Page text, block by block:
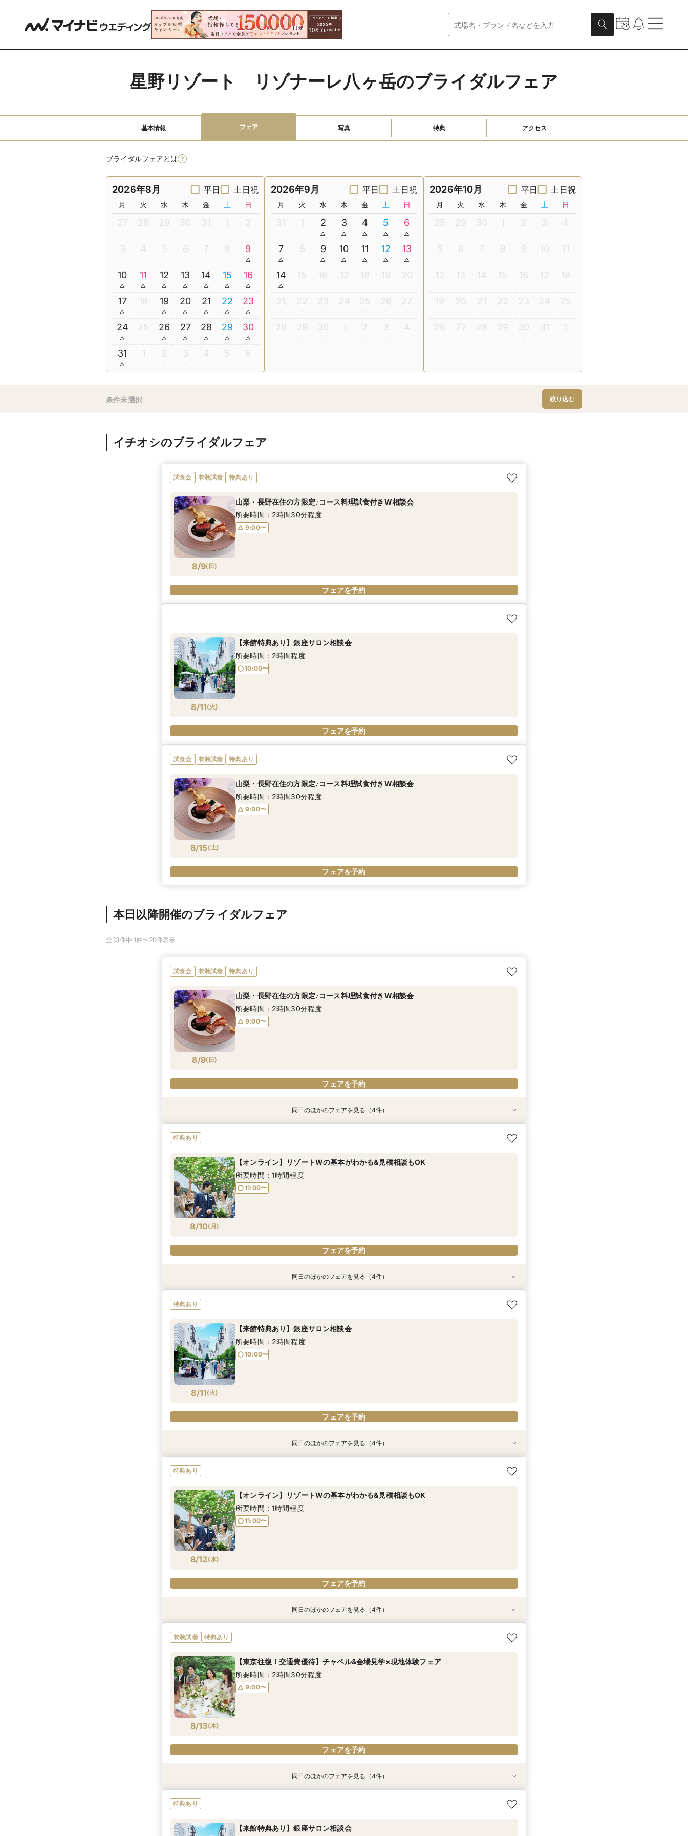
星野リゾート　リゾナーレ八ヶ岳のブライダルフェア
基本情報 フェア 写真 特典 アクセス
ブライダルフェアとは
2026年8月 平日 土日祝
月 火 水 木 金 土 日
27 28 29 30 31 1 2
3 4 5 6 7 8 9
10 11 12 13 14 15 16
17 18 19 20 21 22 23
24 25 26 27 28 29 30
31 1 2 3 4 5 6
2026年9月 平日 土日祝
月 火 水 木 金 土 日
31 1 2 3 4 5 6
7 8 9 10 11 12 13
14 15 16 17 18 19 20
21 22 23 24 25 26 27
28 29 30 1 2 3 4
2026年10月 平日 土日祝
月 火 水 木 金 土 日
28 29 30 1 2 3 4
5 6 7 8 9 10 11
12 13 14 15 16 17 18
19 20 21 22 23 24 25
26 27 28 29 30 31 1
条件未選択 絞り込む
イチオシのブライダルフェア
試食会 衣装試着 特典あり
8/9( 日)
山梨・長野在住の方限定♪コース料理試食付きW相談会
所要時間：2時間30分程度
9:00〜
フェアを予約
8/11(火)
【来館特典あり】銀座サロン相談会
所要時間：2時間程度
10:00〜
フェアを予約
試食会 衣装試着 特典あり
8/15(土)
山梨・長野在住の方限定♪コース料理試食付きW相談会
所要時間：2時間30分程度
9:00〜
フェアを予約
本日以降開催のブライダルフェア
全33件中 1件〜20件表示
試食会 衣装試着 特典あり
8/9( 日)
山梨・長野在住の方限定♪コース料理試食付きW相談会
所要時間：2時間30分程度
9:00〜
フェアを予約
8/9( 日)
10:00〜
8/9( 日)
11:00〜
8/9( 日)
9:00〜
8/9( 日)
9:00〜
同日のほかのフェアを見る（4件）
特典あり
8/10( 月)
【オンライン】リゾートWの基本がわかる&見積相談もOK
所要時間：1時間程度
11:00〜
フェアを予約
8/10(月)
10:00〜
8/10(月)
9:00〜
8/10(月)
9:00〜
8/10(月)
9:00〜
同日のほかのフェアを見る（4件）
特典あり
8/11(火)
【来館特典あり】銀座サロン相談会
所要時間：2時間程度
10:00〜
フェアを予約
8/11(火)
11:00〜
8/11(火)
9:00〜
8/11(火)
9:00〜
8/11(火)
9:00〜
同日のほかのフェアを見る（4件）
特典あり
8/12(水)
【オンライン】リゾートWの基本がわかる&見積相談もOK
所要時間：1時間程度
11:00〜
フェアを予約
8/12(水)
10:00〜
8/12(水)
9:00〜
8/12(水)
9:00〜
8/12(水)
9:00〜
同日のほかのフェアを見る（4件）
衣装試着 特典あり
8/13(木)
【東京往復！交通費優待】チャペル&会場見学×現地体験フェア
所要時間：2時間30分程度
9:00〜
フェアを予約
10:00〜
11:00〜
9:00〜
9:00〜
同日のほかのフェアを見る（4件）
特典あり
【来館特典あり】銀座サロン相談会